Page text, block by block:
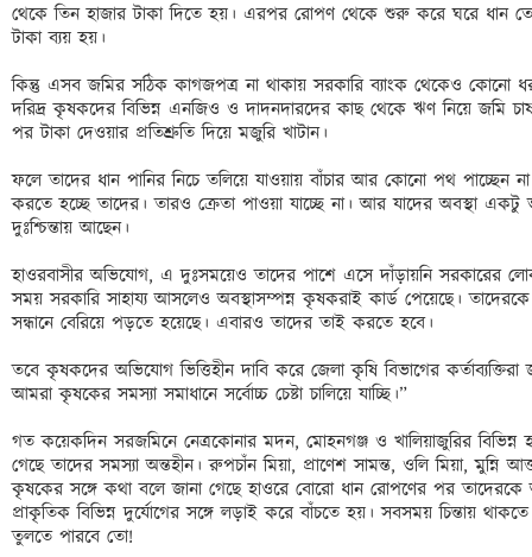
থেকে তিন হাজার টাকা দিতে হয়। এরপর রোপণ থেকে শুরু করে ঘরে ধান
টাকা ব্যয় হয়।
কিন্তু এসব জমির সঠিক কাগজপত্র না থাকায় সরকারি ব্যাংক থেকেও কোনো
দরিদ্র কৃষকদের বিভিন্ন এনজিও ও দাদনদারদের কাছ থেকে ঋণ নিয়ে জমি
পর টাকা দেওয়ার প্রতিশ্রুতি দিয়ে মজুরি খাটান।
ফলে তাদের ধান পানির নিচে তলিয়ে যাওয়ায় বাঁচার আর কোনো পথ পাচ্ছেন
করতে হচ্ছে তাদের। তারও ক্রেতা পাওয়া যাচ্ছে না। আর যাদের অবস্থা
দুঃশ্চিন্তায় আছেন।
হাওরবাসীর অভিযোগ, এ দুঃসময়েও তাদের পাশে এসে দাঁড়ায়নি সরকারের
সময় সরকারি সাহায্য আসলেও অবস্থাসম্পন্ন কৃষকরাই কার্ড পেয়েছে। তাদেরকে
সন্ধানে বেরিয়ে পড়তে হয়েছে। এবারও তাদের তাই করতে হবে।
তবে কৃষকদের অভিযোগ ভিত্তিহীন দাবি করে জেলা কৃষি বিভাগের
আমরা কৃষকের সমস্যা সমাধানে সর্বোচ্চ চেষ্টা চালিয়ে যাচ্ছি।”
গত কয়েকদিন সরজমিনে নেত্রকোনার মদন, মোহনগঞ্জ ও খালিয়াজুরির
গেছে তাদের সমস্যা অন্তহীন। রুপচাঁন মিয়া, প্রাণেশ সামন্ত, ওলি মিয়া,
কৃষকের সঙ্গে কথা বলে জানা গেছে হাওরে বোরো ধান রোপণের পর তাদেরকে
প্রাকৃতিক বিভিন্ন দুর্যোগের সঙ্গে লড়াই করে বাঁচতে হয়। সবসময় চিন্তায়
তুলতে পারবে তো!